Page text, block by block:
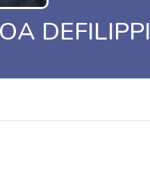
DEFILIPPI